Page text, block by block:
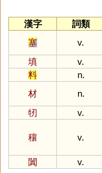
漢字
詞類
塞
v.
填
v.
料
n.
材
n.
牣
v.
穰 v.
闐
v.